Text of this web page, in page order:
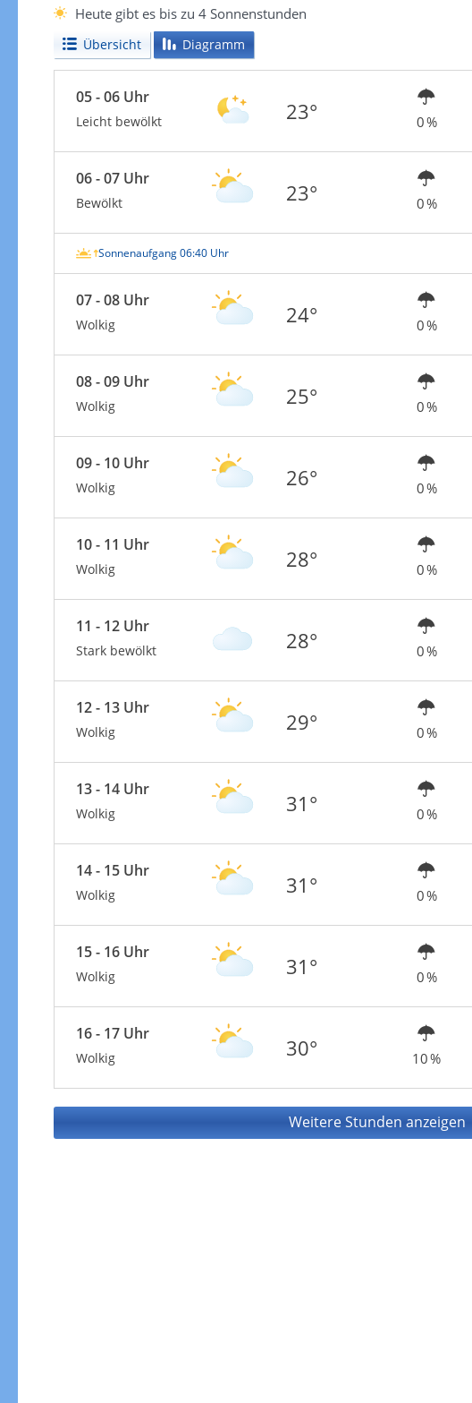
Heute gibt es bis zu 4 Sonnenstunden
Übersicht Diagramm
05 - 06 Uhr
Leicht bewölkt 23° 0 %
06 - 07 Uhr
Bewölkt 23° 0 %
Sonnenaufgang 06:40 Uhr
07 - 08 Uhr
Wolkig 24° 0 %
08 - 09 Uhr
Wolkig 25° 0 %
09 - 10 Uhr
Wolkig 26° 0 %
10 - 11 Uhr
Wolkig 28° 0 %
11 - 12 Uhr
Stark bewölkt 28° 0 %
12 - 13 Uhr
Wolkig 29° 0 %
13 - 14 Uhr
Wolkig 31° 0 %
14 - 15 Uhr
Wolkig 31° 0 %
15 - 16 Uhr
Wolkig 31° 0 %
16 - 17 Uhr
Wolkig 30° 10 %
Weitere Stunden anzeigen